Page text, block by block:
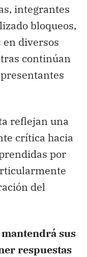
integrantes
bloqueos,
diversos
continúan
reflejan una
crítica hacia
por
del
sus
respuestas